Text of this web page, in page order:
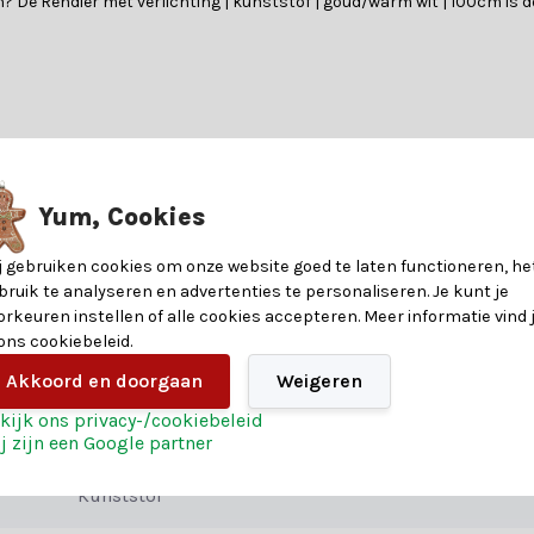
over de materialen en eigenschappen van dit product. Heb je
heeft. Of je nu op zoek bent naar betoverende verlichting,
Heb je hulp nodig? Onze klantenservice biedt persoonlijk
van de extra voordelen:
100
57
Kunststof
Yum, Cookies
gebruiken cookies om onze website goed te laten functioneren,
te analyseren en advertenties te personaliseren. Je kunt je
instellen of alle cookies accepteren. Meer informatie vind
cookiebeleid.
Akkoord en doorgaan
Weigeren
ons privacy-/cookiebeleid
zijn een Google partner